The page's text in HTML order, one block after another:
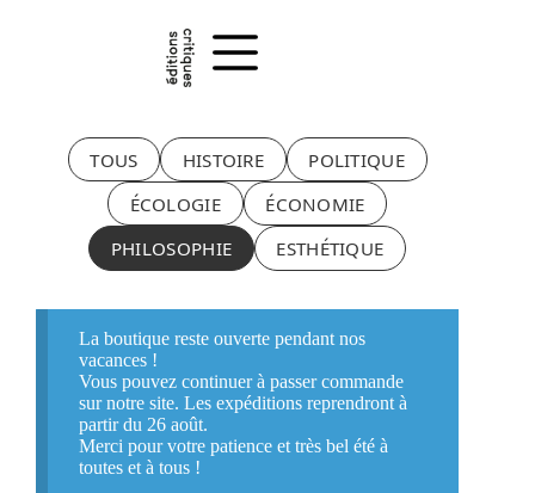
TOUS HISTOIRE
POLITIQUE
ÉCOLOGIE
ÉCONOMIE
PHILOSOPHIE
ESTHÉTIQUE
La boutique reste ouverte pendant nos
vacances !
Vous pouvez continuer à passer commande
sur notre site. Les expéditions reprendront à
partir du 26 août.
Merci pour votre patience et très bel été à
toutes et à tous !